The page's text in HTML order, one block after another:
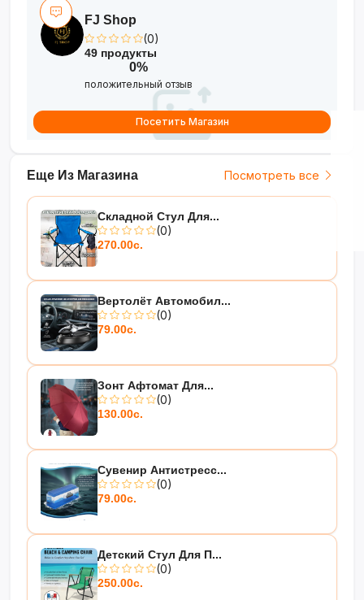
• Лёгкая заправка
эфирные масла
Свежесть и элегантность для вашего
?✨
Еще Из Магазина Посмотреть все
Складной Стул Для...
(0)
270.00с.
Вертолёт Автомобил...
(0)
79.00с.
Зонт Афтомат Для...
(0)
130.00с.
Сувенир Антистресс...
(0)
79.00с.
Детский Стул Для П...
(0)
250.00с.
FJ Shop
(0)
49 продукты
0%
положительный отзыв
Посетить Магазин